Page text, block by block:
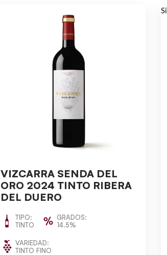
VIZCARRA SENDA DEL
ORO 2024 TINTO RIBERA
DEL DUERO
TIPO:
TINTO
GRADOS:
14.5%
VARIEDAD:
TINTO FINO